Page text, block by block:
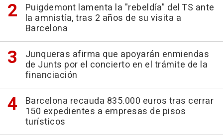
Puigdemont lamenta la "rebeldía" del TS ante
la amnistía, tras 2 años de su visita a
Barcelona
Junqueras afirma que apoyarán enmiendas
de Junts por el concierto en el trámite de la
financiación
Barcelona recauda 835.000 euros tras cerrar
150 expedientes a empresas de pisos
turísticos